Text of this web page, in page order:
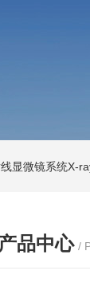
显微镜系统X-
产品中心 /